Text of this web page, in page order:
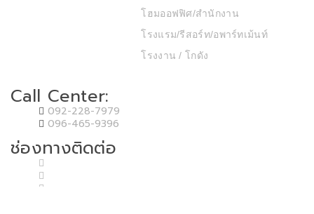
โฮมออฟฟิศ/สำนักงาน
โรงแรม/รีสอร์ท/อพาร์ทเม้นท์
โรงงาน / โกดัง
Call Center:
092-228-7979
096-465-9396
ช่องทางติดต่อ